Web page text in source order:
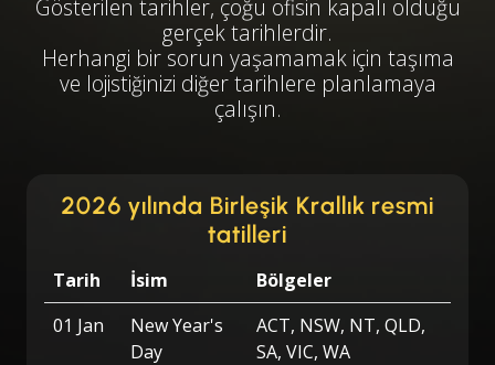
Gösterilen tarihler, çoğu ofisin kapalı olduğu
gerçek tarihlerdir.
Herhangi bir sorun yaşamamak için taşıma
ve lojistiğinizi diğer tarihlere planlamaya
çalışın.
2026 yılında Birleşik Krallık resmi
tatilleri
Tarih İsim
Bölgeler
01 Jan
New Year's
Day
ACT, NSW, NT, QLD,
SA, VIC, WA